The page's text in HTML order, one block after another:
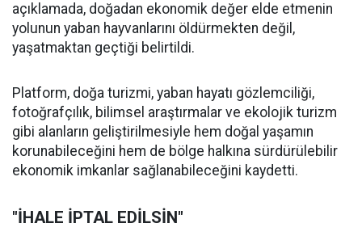
açıklamada, doğadan ekonomik değer elde etmenin
yolunun yaban hayvanlarını öldürmekten değil,
yaşatmaktan geçtiği belirtildi.
Platform, doğa turizmi, yaban hayatı gözlemciliği,
fotoğrafçılık, bilimsel araştırmalar ve ekolojik turizm
gibi alanların geliştirilmesiyle hem doğal yaşamın
korunabileceğini hem de bölge halkına sürdürülebilir
ekonomik imkanlar sağlanabileceğini kaydetti.
"İHALE İPTAL EDİLSİN"